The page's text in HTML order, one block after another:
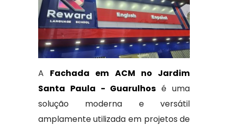
A Fachada em ACM no Jardim
Santa Paula - Guarulhos é uma
solução moderna e versátil
amplamente utilizada em projetos de